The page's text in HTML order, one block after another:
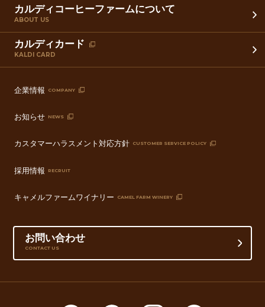
カルディコーヒーファームについて
ABOUT US
カルディカード
KALDI CARD
企業情報 COMPANY
お知らせ NEWS
カスタマーハラスメント対応方針 CUSTOMER SERVICE POLICY
採用情報 RECRUIT
キャメルファームワイナリー CAMEL FARM WINERY
お問い合わせ
CONTACT US